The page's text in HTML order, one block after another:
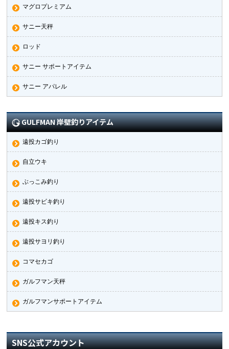
マグロプレミアム
サニー天秤
ロッド
サニー サポートアイテム
サニー アパレル
GULFMAN 岸壁釣りアイテム
遠投カゴ釣り
自立ウキ
ぶっこみ釣り
遠投サビキ釣り
遠投キス釣り
遠投サヨリ釣り
コマセカゴ
ガルフマン天秤
ガルフマンサポートアイテム
SNS公式アカウント